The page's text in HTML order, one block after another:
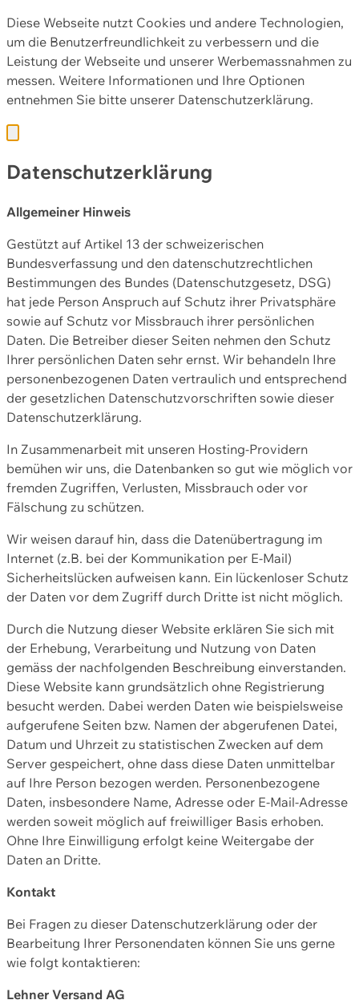
Diese Webseite nutzt Cookies und andere Technologien,
um die Benutzerfreundlichkeit zu verbessern und die
Leistung der Webseite und unserer Werbemassnahmen zu
messen. Weitere Informationen und Ihre Optionen
entnehmen Sie bitte unserer Datenschutzerklärung.
Datenschutzerklärung
Allgemeiner Hinweis
Gestützt auf Artikel 13 der schweizerischen
Bundesverfassung und den datenschutzrechtlichen
Bestimmungen des Bundes (Datenschutzgesetz, DSG)
hat jede Person Anspruch auf Schutz ihrer Privatsphäre
sowie auf Schutz vor Missbrauch ihrer persönlichen
Daten. Die Betreiber dieser Seiten nehmen den Schutz
Ihrer persönlichen Daten sehr ernst. Wir behandeln Ihre
personenbezogenen Daten vertraulich und entsprechend
der gesetzlichen Datenschutzvorschriften sowie dieser
Datenschutzerklärung.
In Zusammenarbeit mit unseren Hosting-Providern
bemühen wir uns, die Datenbanken so gut wie möglich vor
fremden Zugriffen, Verlusten, Missbrauch oder vor
Fälschung zu schützen.
Wir weisen darauf hin, dass die Datenübertragung im
Internet (z.B. bei der Kommunikation per E-Mail)
Sicherheitslücken aufweisen kann. Ein lückenloser Schutz
der Daten vor dem Zugriff durch Dritte ist nicht möglich.
Durch die Nutzung dieser Website erklären Sie sich mit
der Erhebung, Verarbeitung und Nutzung von Daten
gemäss der nachfolgenden Beschreibung einverstanden.
Diese Website kann grundsätzlich ohne Registrierung
besucht werden. Dabei werden Daten wie beispielsweise
aufgerufene Seiten bzw. Namen der abgerufenen Datei,
Datum und Uhrzeit zu statistischen Zwecken auf dem
Server gespeichert, ohne dass diese Daten unmittelbar
auf Ihre Person bezogen werden. Personenbezogene
Daten, insbesondere Name, Adresse oder E-Mail-Adresse
werden soweit möglich auf freiwilliger Basis erhoben.
Ohne Ihre Einwilligung erfolgt keine Weitergabe der
Daten an Dritte.
Kontakt
Bei Fragen zu dieser Datenschutzerklärung oder der
Bearbeitung Ihrer Personendaten können Sie uns gerne
wie folgt kontaktieren:
Lehner Versand AG